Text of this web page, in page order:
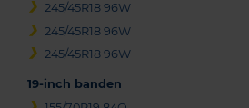
245/45R18 96W
245/45R18 96W
245/45R18 96W
19-inch banden